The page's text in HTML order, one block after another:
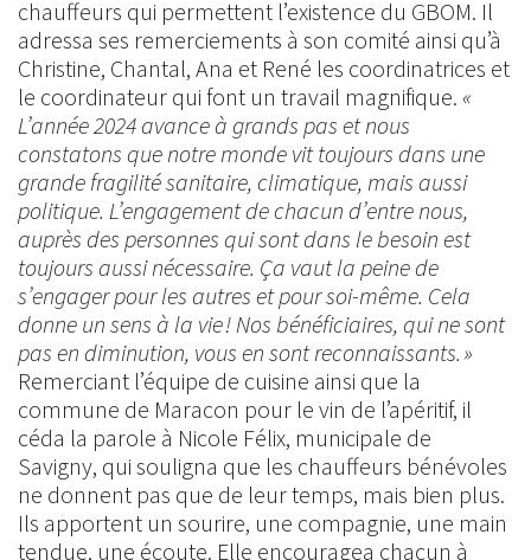
chauffeurs qui permettent l’existence du GBOM. Il
adressa ses remerciements à son comité ainsi qu’à
Christine, Chantal, Ana et René les coordinatrices et
le coordinateur qui font un travail magnifique. «
L’année 2024 avance à grands pas et nous
constatons que notre monde vit toujours dans une
grande fragilité sanitaire, climatique, mais aussi
politique. L’engagement de chacun d’entre nous,
auprès des personnes qui sont dans le besoin est
toujours aussi nécessaire. Ça vaut la peine de
s’engager pour les autres et pour soi-même. Cela
donne un sens à la vie ! Nos bénéficiaires, qui ne sont
pas en diminution, vous en sont reconnaissants. »
Remerciant l’équipe de cuisine ainsi que la
commune de Maracon pour le vin de l’apéritif, il
céda la parole à Nicole Félix, municipale de
Savigny, qui souligna que les chauffeurs bénévoles
ne donnent pas que de leur temps, mais bien plus.
Ils apportent un sourire, une compagnie, une main
tendue, une écoute. Elle encouragea chacun à